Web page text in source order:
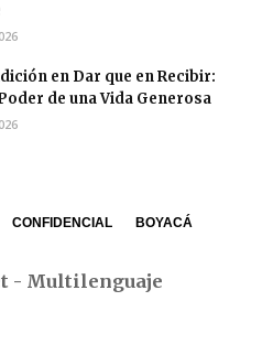
en Dar que en Recibir:
de una Vida Generosa
CONFIDENCIAL BOYACÁ
- Multilenguaje